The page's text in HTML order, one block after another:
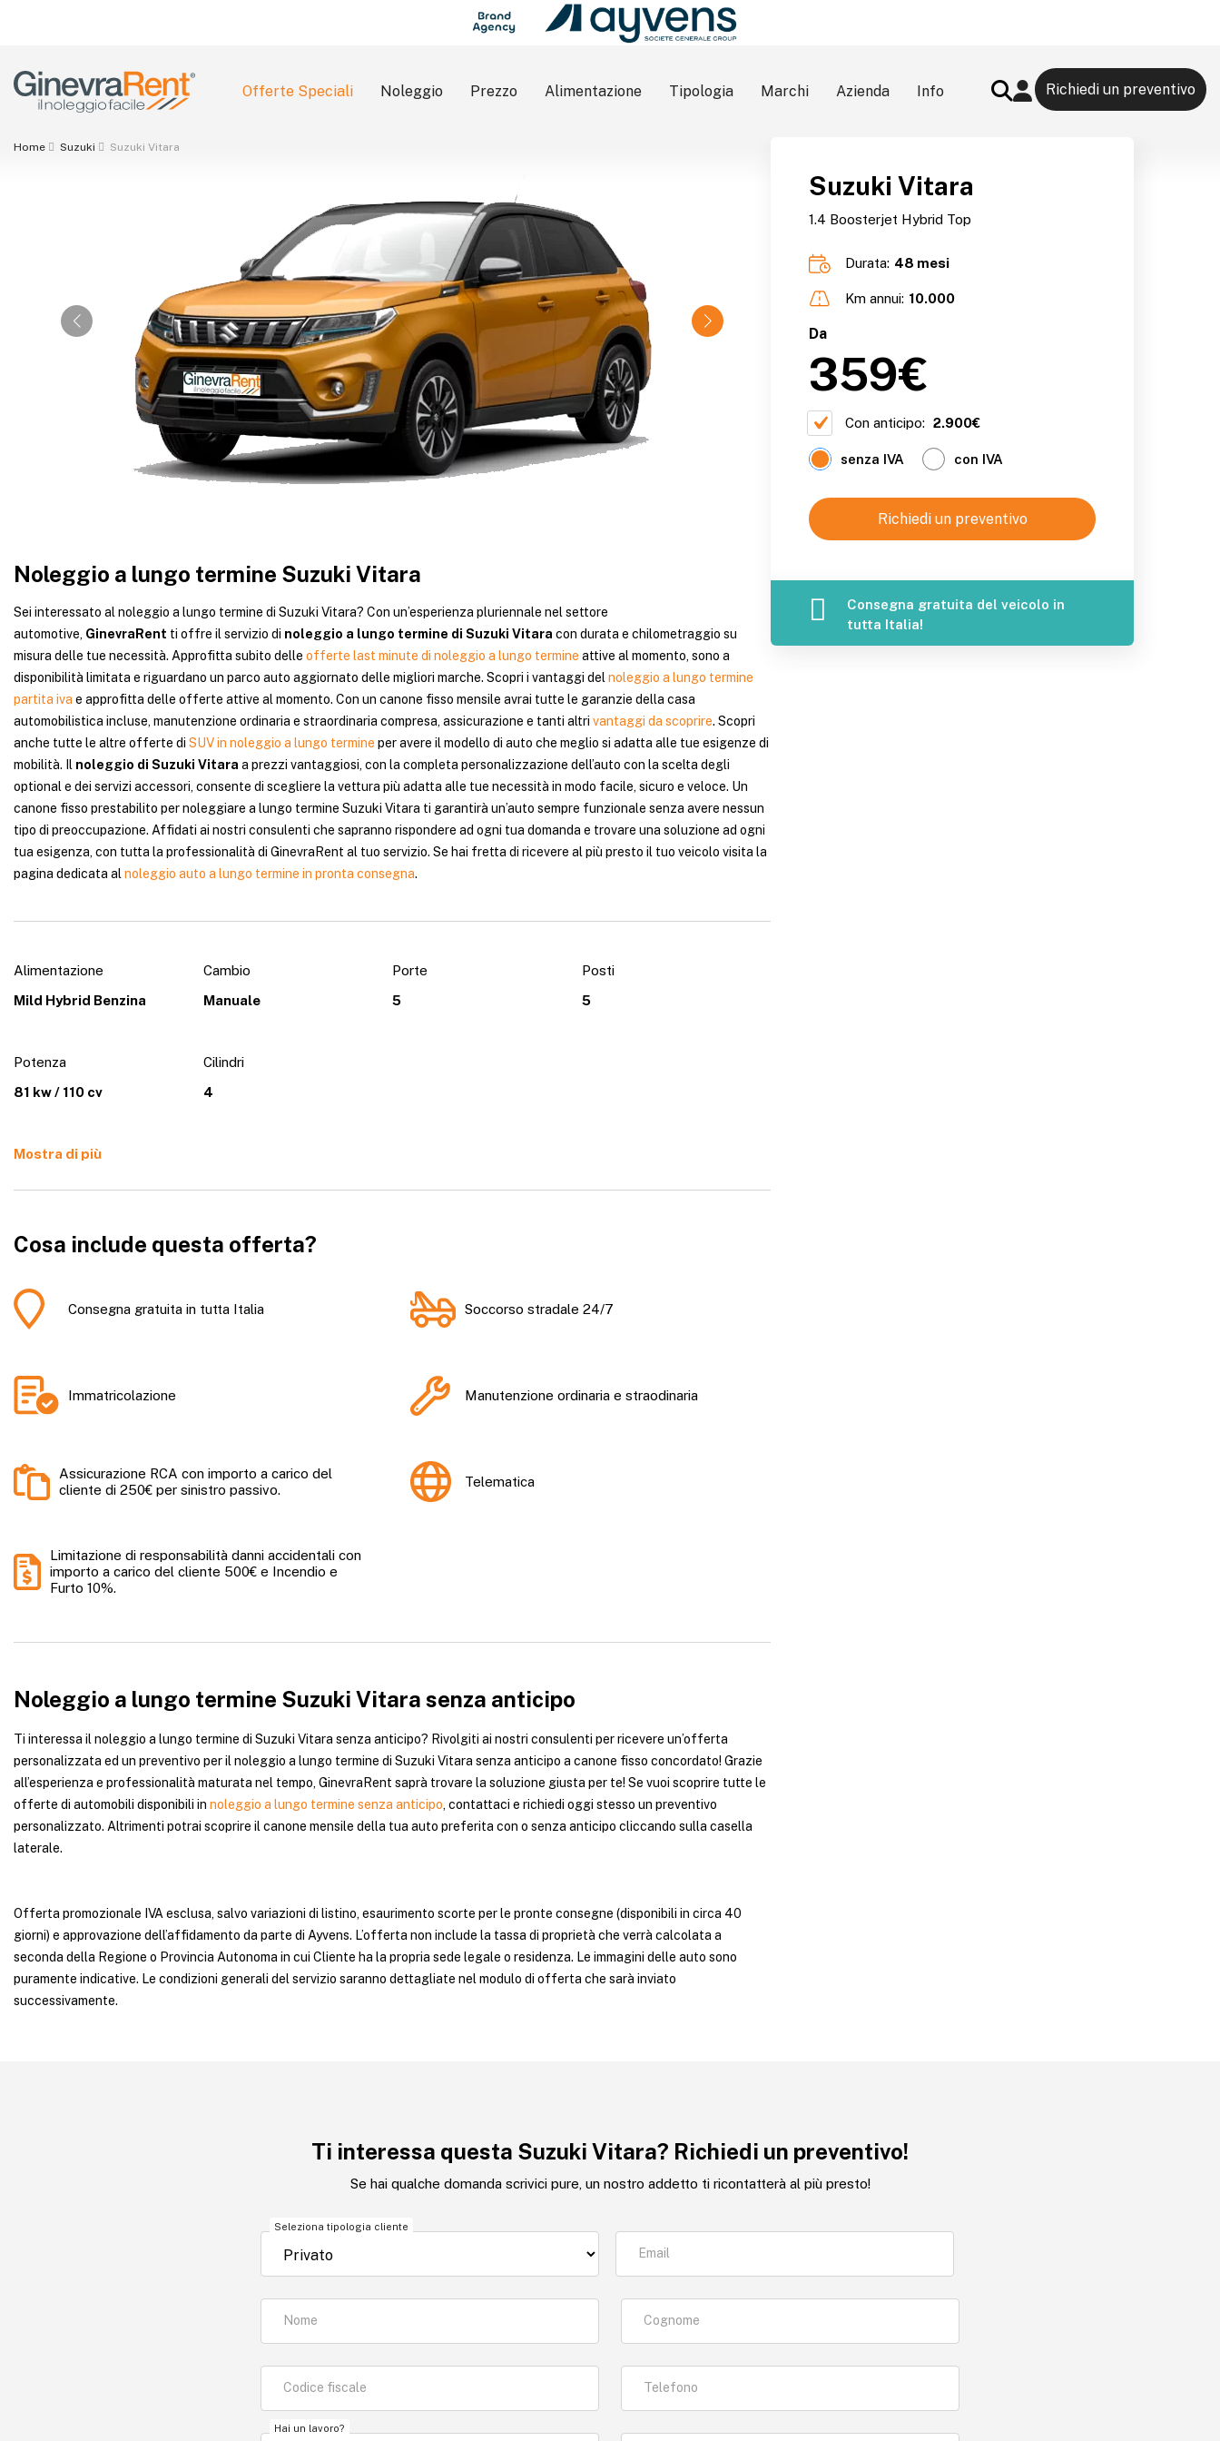
Offerte Speciali Noleggio Prezzo Alimentazione Tipologia Marchi Azienda Info Richiedi un preventivo
Search
Home Suzuki Suzuki Vitara
Noleggio a lungo termine Suzuki Vitara
Sei interessato al noleggio a lungo termine di Suzuki Vitara? Con un’esperienza pluriennale nel settore
automotive, GinevraRent ti offre il servizio di noleggio a lungo termine di Suzuki Vitara con durata e chilometraggio su
misura delle tue necessità. Approfitta subito delle offerte last minute di noleggio a lungo termine attive al momento, sono a
disponibilità limitata e riguardano un parco auto aggiornato delle migliori marche. Scopri i vantaggi del noleggio a lungo termine
partita iva e approfitta delle offerte attive al momento. Con un canone fisso mensile avrai tutte le garanzie della casa
automobilistica incluse, manutenzione ordinaria e straordinaria compresa, assicurazione e tanti altri vantaggi da scoprire. Scopri
anche tutte le altre offerte di SUV in noleggio a lungo termine per avere il modello di auto che meglio si adatta alle tue esigenze di
mobilità. Il noleggio di Suzuki Vitara a prezzi vantaggiosi, con la completa personalizzazione dell’auto con la scelta degli
optional e dei servizi accessori, consente di scegliere la vettura più adatta alle tue necessità in modo facile, sicuro e veloce. Un
canone fisso prestabilito per noleggiare a lungo termine Suzuki Vitara ti garantirà un’auto sempre funzionale senza avere nessun
tipo di preoccupazione. Affidati ai nostri consulenti che sapranno rispondere ad ogni tua domanda e trovare una soluzione ad ogni
tua esigenza, con tutta la professionalità di GinevraRent al tuo servizio. Se hai fretta di ricevere al più presto il tuo veicolo visita la
pagina dedicata al noleggio auto a lungo termine in pronta consegna.
Alimentazione
Mild Hybrid Benzina
Cambio
Manuale
Porte
5
Posti
5
Potenza
81 kw / 110 cv
Cilindri
4
Mostra di più
Cosa include questa offerta?
Consegna gratuita in tutta Italia Soccorso stradale 24/7
Immatricolazione Manutenzione ordinaria e straodinaria
Assicurazione RCA con importo a carico del
cliente di 250€ per sinistro passivo.
Telematica
Limitazione di responsabilità danni accidentali con
importo a carico del cliente 500€ e Incendio e
Furto 10%.
Noleggio a lungo termine Suzuki Vitara senza anticipo
Ti interessa il noleggio a lungo termine di Suzuki Vitara senza anticipo? Rivolgiti ai nostri consulenti per ricevere un’offerta
personalizzata ed un preventivo per il noleggio a lungo termine di Suzuki Vitara senza anticipo a canone fisso concordato! Grazie
all’esperienza e professionalità maturata nel tempo, GinevraRent saprà trovare la soluzione giusta per te! Se vuoi scoprire tutte le
offerte di automobili disponibili in noleggio a lungo termine senza anticipo, contattaci e richiedi oggi stesso un preventivo
personalizzato. Altrimenti potrai scoprire il canone mensile della tua auto preferita con o senza anticipo cliccando sulla casella
laterale.
Offerta promozionale IVA esclusa, salvo variazioni di listino, esaurimento scorte per le pronte consegne (disponibili in circa 40
giorni) e approvazione dell’affidamento da parte di Ayvens. L’offerta non include la tassa di proprietà che verrà calcolata a
seconda della Regione o Provincia Autonoma in cui Cliente ha la propria sede legale o residenza. Le immagini delle auto sono
puramente indicative. Le condizioni generali del servizio saranno dettagliate nel modulo di offerta che sarà inviato
successivamente.
Suzuki Vitara
1.4 Boosterjet Hybrid Top
Durata: 48 mesi
Km annui: 10.000
Da
359€
Con anticipo: 2.900€
senza IVA con IVA
Richiedi un preventivo
Consegna gratuita del veicolo in
tutta Italia!
Ti interessa questa Suzuki Vitara? Richiedi un preventivo!
Se hai qualche domanda scrivici pure, un nostro addetto ti ricontatterà al più presto!
Seleziona tipologia cliente
Email
Nome Cognome
Codice fiscale Telefono
Hai un lavoro?